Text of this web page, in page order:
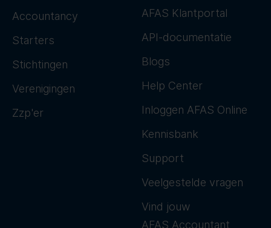
Accountancy
Starters
Stichtingen
Verenigingen
Zzp'er
AFAS Klantportal
API-documentatie
Blogs
Help Center
Inloggen AFAS Online
Kennisbank
Support
Veelgestelde vragen
Vind jouw
AFAS Accountant